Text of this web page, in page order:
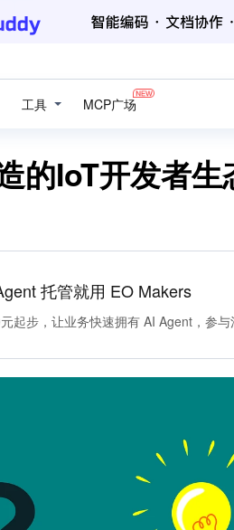
工具 MCP广场
的IoT开发者生
托管就用 EO Makers
起步，让业务快速拥有 AI Agent，参